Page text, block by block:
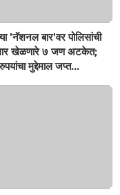
'नॅशनल बार'वर पोलिसांची
खेळणारे ७ जण अटकेत;
मुद्देमाल जप्त...